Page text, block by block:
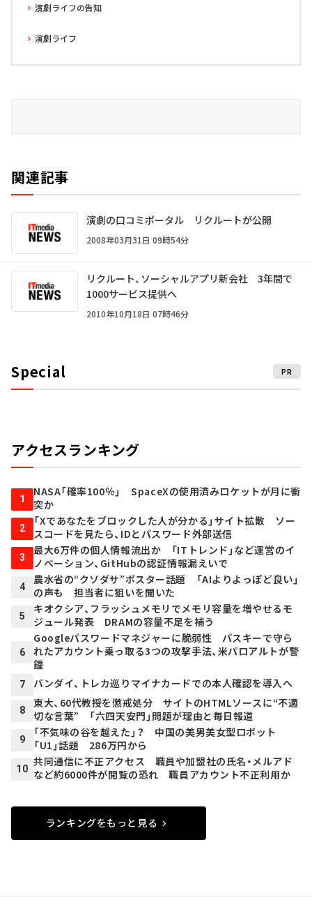
演劇ライフの告知
演劇ライフ
関連記事
演劇の口コミポータル リクルートが公開
2008年03月31日 09時54分
リクルート、ソーシャルアプリ新会社 3年間で
1000サービス提供へ
2010年10月18日 07時46分
Special PR
アクセスランキング
1
NASA「確率100％」 SpaceXの使用済みロケットが月に衝
突か
2
「Xであなたをブロックした人が分かる」サイト拡散 ソー
スコードを見たら、IDとパスワード外部送信
3
最大6万件の個人情報流出か 「ITトレンド」など運営のイ
ノベーション、GitHubの認証情報漏えいで
4
農水省の“クソダサ”ポスター話題 「AIよりよっぽど良い」
の声も 担当者に狙いを聞いた
5
キオクシア、フラッシュメモリでメモリ容量を増やせるモ
ジュール発表 DRAMの容量不足を補う
6
Googleパスワードマネジャーに脆弱性 パスキーで守ら
れたアカウント乗っ取る3つの攻撃手法、米パロアルトが警
鐘
7 バンダイ、トレカ巡りマイナカードでの本人確認を導入へ
8
東大、60代教授を懲戒処分 サイトのHTMLソースに“不適
切な言葉” 「六四天安門」問題が理由と毎日報道
9
「不気味の谷を越えた」？ 中国の美男美女型ロボット
「U1」話題 286万円から
10
共同通信に不正アクセス 職員や加盟社の氏名・メルアド
など約6000件が閲覧の恐れ 職員アカウント不正利用か
ランキングをもっと見る